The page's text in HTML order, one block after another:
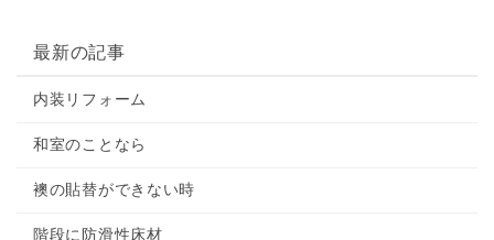
最新の記事
内装リフォーム
和室のことなら
襖の貼替ができない時
階段に防滑性床材